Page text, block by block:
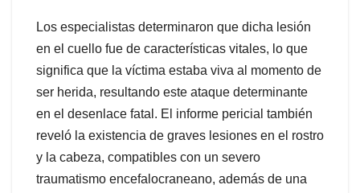
Los especialistas determinaron que dicha lesión
en el cuello fue de características vitales, lo que
significa que la víctima estaba viva al momento de
ser herida, resultando este ataque determinante
en el desenlace fatal. El informe pericial también
reveló la existencia de graves lesiones en el rostro
y la cabeza, compatibles con un severo
traumatismo encefalocraneano, además de una